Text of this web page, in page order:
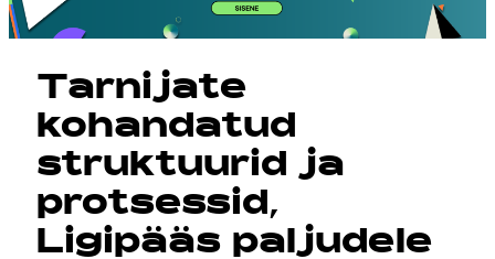
Tarnijate
kohandatud
struktuurid ja
protsessid,
Ligipääs paljudele